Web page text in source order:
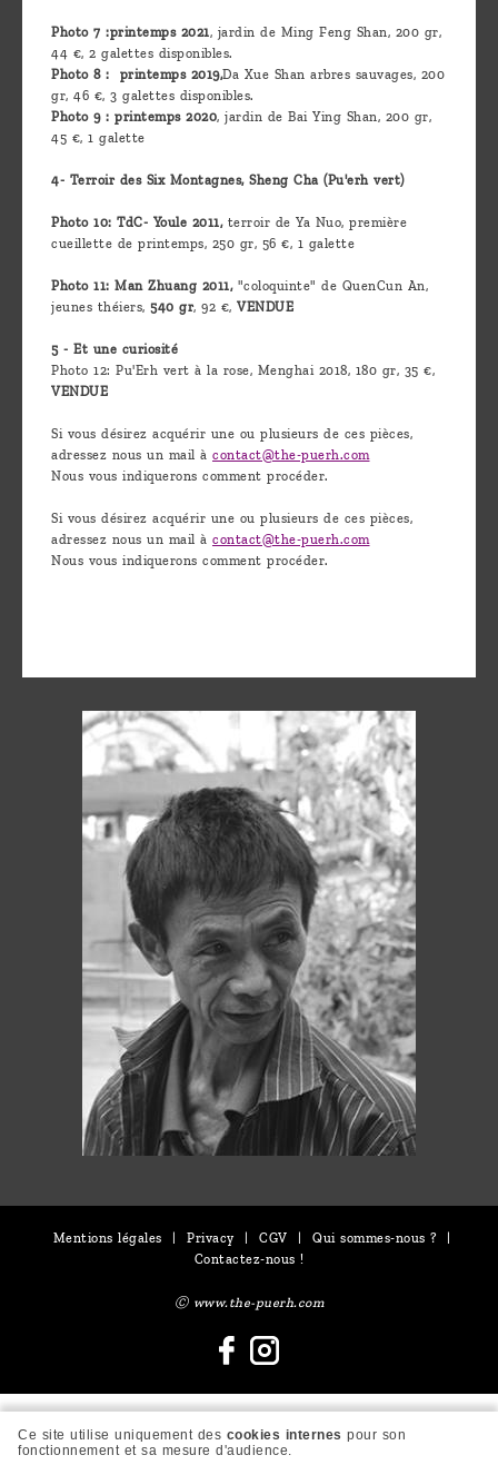
Photo 7 :printemps 2021, jardin de Ming Feng Shan, 200 gr,
44 €, 2 galettes disponibles.
Photo 8 : printemps 2019,Da Xue Shan arbres sauvages, 200
gr, 46 €, 3 galettes disponibles.
Photo 9 : printemps 2020, jardin de Bai Ying Shan, 200 gr,
45 €, 1 galette
4- Terroir des Six Montagnes, Sheng Cha (Pu'erh vert)
Photo 10: TdC- Youle 2011,terroir de Ya Nuo, première
cueillette de printemps, 250 gr, 56 €, 1 galette
Photo 11: Man Zhuang 2011,"coloquinte" de QuenCun An,
jeunes théiers, 540 gr, 92 €, VENDUE
5 - Et une curiosité
Photo 12: Pu'Erh vert à la rose, Menghai 2018, 180 gr, 35 €,
VENDUE
Si vous désirez acquérir une ou plusieurs de ces pièces,
adressez nous un mail à contact@the-puerh.com
Nous vous indiquerons comment procéder.
Si vous désirez acquérir une ou plusieurs de ces pièces,
adressez nous un mail à contact@the-puerh.com
Nous vous indiquerons comment procéder.
Mentions légales Privacy CGV Qui sommes-nous ?
Contactez-nous !
Ⓒ www.the-puerh.com
Ce site utilise uniquement des cookies internes pour son
fonctionnement et sa mesure d'audience.